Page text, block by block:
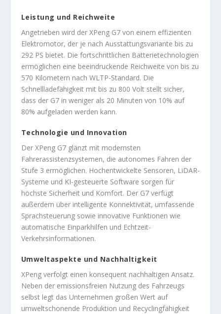
Leistung und Reichweite
Angetrieben wird der XPeng G7 von einem effizienten
Elektromotor, der je nach Ausstattungsvariante bis zu
292 PS bietet. Die fortschrittlichen Batterietechnologien
ermöglichen eine beeindruckende Reichweite von bis zu
570 Kilometern nach WLTP-Standard. Die
Schnellladefähigkeit mit bis zu 800 Volt stellt sicher,
dass der G7 in weniger als 20 Minuten von 10% auf
80% aufgeladen werden kann.
Technologie und Innovation
Der XPeng G7 glänzt mit modernsten
Fahrerassistenzsystemen, die autonomes Fahren der
Stufe 3 ermöglichen. Hochentwickelte Sensoren, LiDAR-
Systeme und KI-gesteuerte Software sorgen für
höchste Sicherheit und Komfort. Der G7 verfügt
außerdem über intelligente Konnektivität, umfassende
Sprachsteuerung sowie innovative Funktionen wie
automatische Einparkhilfen und Echtzeit-
Verkehrsinformationen.
Umweltaspekte und Nachhaltigkeit
XPeng verfolgt einen konsequent nachhaltigen Ansatz.
Neben der emissionsfreien Nutzung des Fahrzeugs
selbst legt das Unternehmen großen Wert auf
umweltschonende Produktion und Recyclingfähigkeit